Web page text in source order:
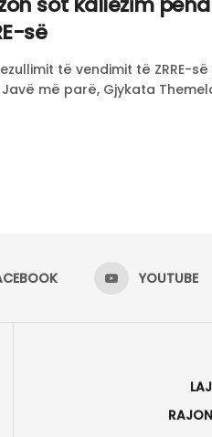
së
të vendimit të ZRRE-
më parë, Gjykata
YOUTUBE